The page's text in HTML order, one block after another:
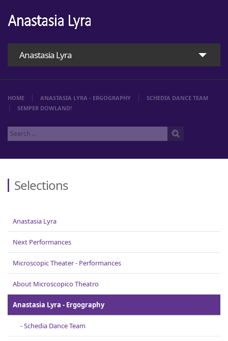
Anastasia Lyra
Home
Contact
HOME ANASTASIA LYRA - ERGOGRAPHY
SCHEDIA DANCE TEAM
SEMPER DOWLAND!
Selections
Anastasia Lyra
Next Performances
Microscopic Theater - Performances
About Microscopicο Theatro
Anastasia Lyra - Ergography
Schedia Dance Team